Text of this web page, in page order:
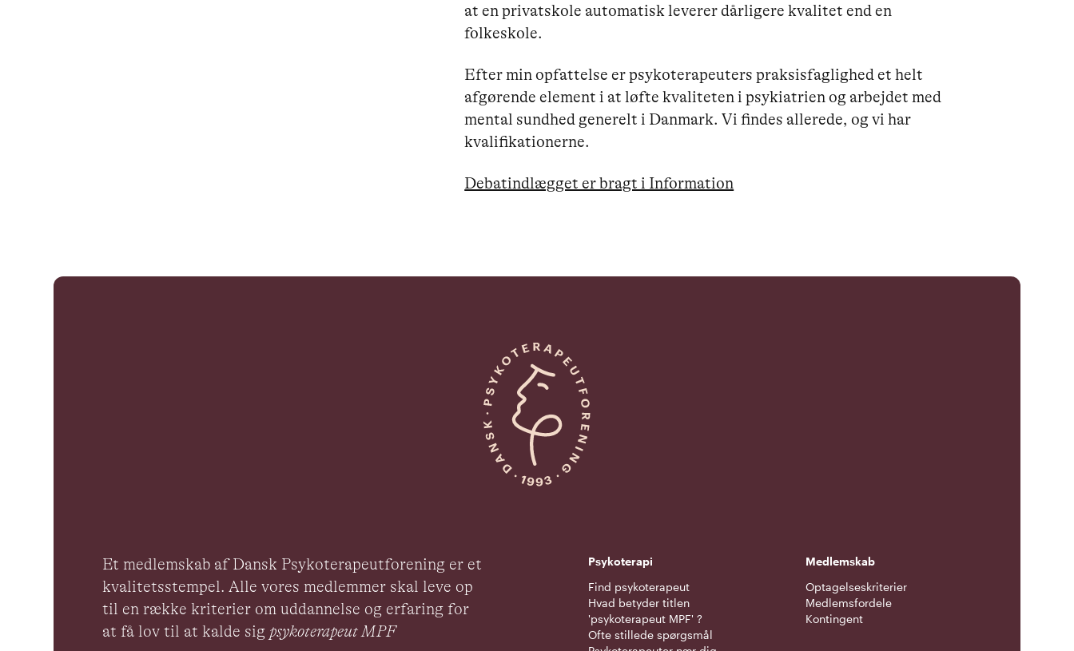
at en privatskole automatisk leverer dårligere kvalitet end en
folkeskole.
Efter min opfattelse er psykoterapeuters praksisfaglighed et helt
afgørende element i at løfte kvaliteten i psykiatrien og arbejdet med
mental sundhed generelt i Danmark. Vi findes allerede, og vi har
kvalifikationerne.
Debatindlægget er bragt i Information
Et medlemskab af Dansk Psykoterapeutforening er et
kvalitetsstempel. Alle vores medlemmer skal leve op
til en række kriterier om uddannelse og erfaring for
at få lov til at kalde sig psykoterapeut MPF
Psykoterapi
Find psykoterapeut
Hvad betyder titlen
'psykoterapeut MPF' ?
Ofte stillede spørgsmål
Medlemskab
Optagelseskriterier
Medlemsfordele
Kontingent